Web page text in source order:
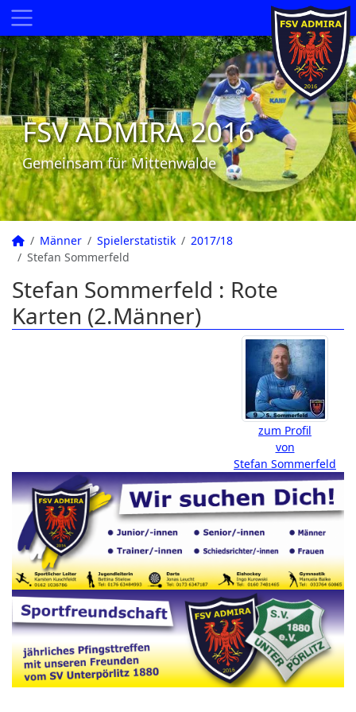
FSV ADMIRA 2016
Gemeinsam für Mittenwalde
Männer Spielerstatistik
2017/18
Stefan Sommerfeld
Stefan Sommerfeld : Rote
Karten (2.Männer)
zum Profil
von
Stefan Sommerfeld